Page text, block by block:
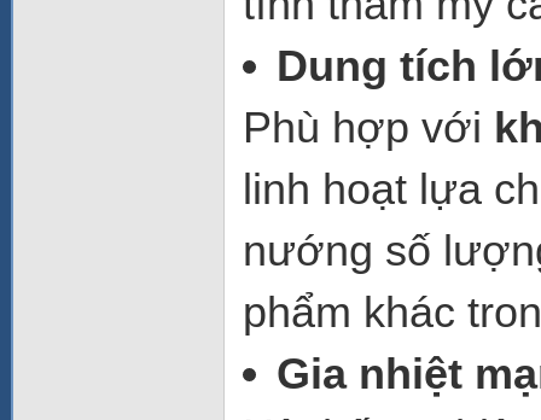
Dung tích
Phù hợp với
linh hoạt lựa
nướng số
phẩm khác
Gia nhiệt